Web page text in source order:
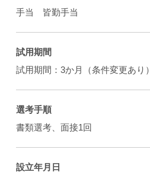
手当 皆勤手当
試用期間
試用期間：3か月（条件変更あり）
選考手順
書類選考、面接1回
設立年月日